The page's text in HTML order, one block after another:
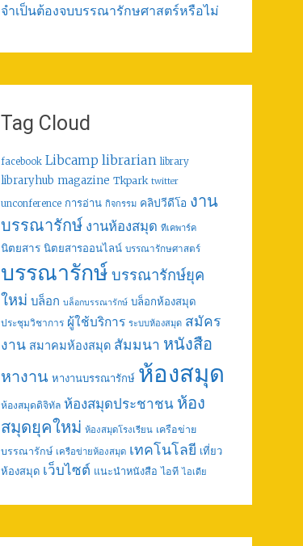
จำเป็นต้องจบบรรณารักษศาสตร์หรือไม่
Tag Cloud
facebook Libcamp librarian library
libraryhub magazine Tkpark twitter
unconference การอ่าน กิจกรรม คลิปวีดีโอ งาน
บรรณารักษ์ งานห้องสมุด ทีเคพาร์ค
นิตยสาร นิตยสารออนไลน์ บรรณารักษศาสตร์
บรรณารักษ์ บรรณารักษ์ยุค
ใหม่ บล็อก บล็อกบรรณารักษ์ บล็อกห้องสมุด
ประชุมวิชาการ ผู้ใช้บริการ ระบบห้องสมุด สมัคร
งาน สมาคมห้องสมุด สัมมนา หนังสือ
หางาน หางานบรรณารักษ์ ห้องสมุด
ห้องสมุดดิจิทัล ห้องสมุดประชาชน ห้อง
สมุดยุคใหม่ ห้องสมุดโรงเรียน เครือข่าย
บรรณารักษ์ เครือข่ายห้องสมุด เทคโนโลยี เที่ยว
ห้องสมุด เว็บไซต์ แนะนำหนังสือ ไอที ไอเดีย